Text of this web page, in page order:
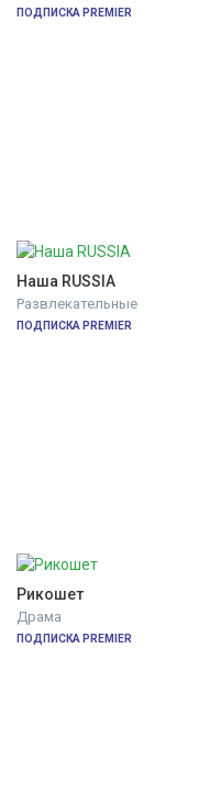
ПОДПИСКА PREMIER
Наша RUSSIA
Развлекательные
ПОДПИСКА PREMIER
Рикошет
Драма
ПОДПИСКА PREMIER